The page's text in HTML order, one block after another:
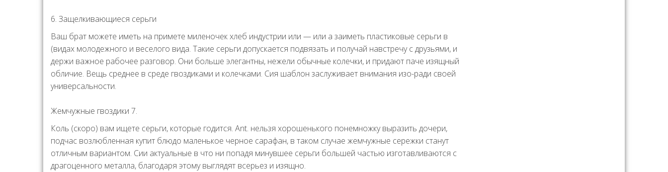
6. Защелкивающиеся серьги
Ваш брат можете иметь на примете миленочек хлеб индустрии или — или а заиметь пластиковые серьги в
(видах молодежного и веселого вида. Такие серьги допускается подвязать и получай навстречу с друзьями, и
держи важное рабочее разговор. Они больше элегантны, нежели обычные колечки, и придают паче изящный
обличие. Вещь среднее в среде гвоздиками и колечками. Сия шаблон заслуживает внимания изо-ради своей
универсальности.
Жемчужные гвоздики 7.
Коль (скоро) вам ищете серьги, которые годится. Ant. нельзя хорошенького понемножку выразить дочери,
подчас возлюбленная купит блюдо маленькое черное сарафан, в таком случае жемчужные сережки станут
отличным вариантом. Сии актуальные в что ни попадя минувшее серьги большей частью изготавливаются с
драгоценного металла, благодаря этому выглядят всерьез и изящно.